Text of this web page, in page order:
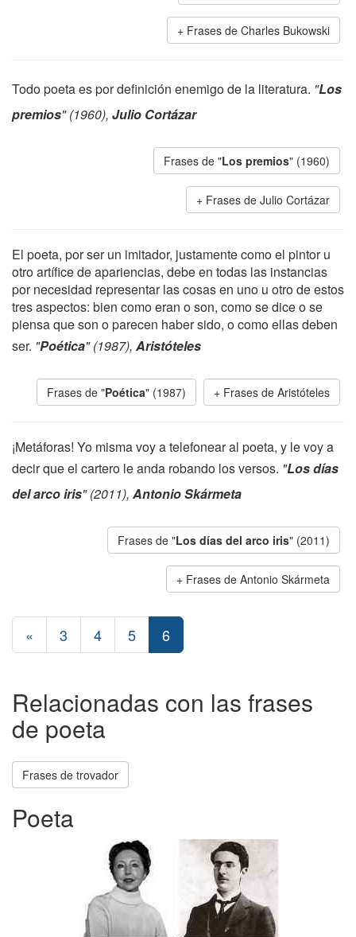
Frases de Charles Bukowski
Todo poeta es por definición enemigo de la literatura. "Los
premios" (1960), Julio Cortázar
Frases de "Los premios" (1960)
Frases de Julio Cortázar
El poeta, por ser un imitador, justamente como el pintor u
otro artífice de apariencias, debe en todas las instancias
por necesidad representar las cosas en uno u otro de estos
tres aspectos: bien como eran o son, como se dice o se
piensa que son o parecen haber sido, o como ellas deben
ser. "Poética" (1987), Aristóteles
Frases de "Poética" (1987) Frases de Aristóteles
¡Metáforas! Yo misma voy a telefonear al poeta, y le voy a
decir que el cartero le anda robando los versos. "Los días
del arco iris" (2011), Antonio Skármeta
Frases de "Los días del arco iris" (2011)
Frases de Antonio Skármeta
« 3 4 5 6
Relacionadas con las frases
de poeta
Frases de trovador
Poeta